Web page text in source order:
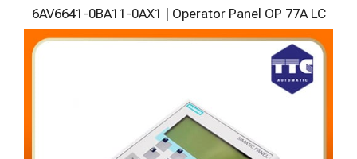
6AV6641-0BA11-0AX1 | Operator Panel OP 77A LC